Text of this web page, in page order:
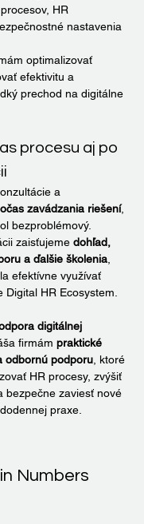
HR
nastavenia
optimalizovať
efektivitu a
prechod na digitálne
procesu aj po
a
zavádzania riešení,
bezproblémový.
zaisťujeme dohľad,
a ďalšie školenia
efektívne využívať
Digital HR Ecosystem.
digitálnej
firmám praktické
odbornú podporu , ktoré
HR procesy, zvýšiť
bezpečne zaviesť nové
praxe.
Numbers